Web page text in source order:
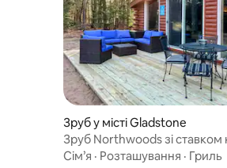
Зруб у місті Gladstone
Зруб Northwoods зі ставком
Сім’я · Розташування · Гриль